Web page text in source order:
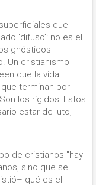
que
‘difuso’: no es el
gnósticos
Un cristianismo
que la vida
terminan por
los rígidos! Estos
estar de luto,
de cristianos "hay
sino que se
qué es el